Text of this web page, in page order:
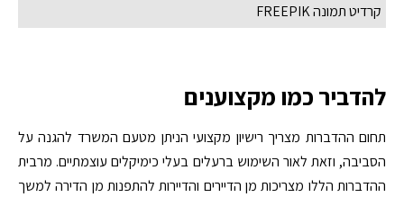
קרדיט תמונה FREEPIK
להדביר כמו מקצוענים
תחום ההדברות מצריך רישיון מקצועי הניתן מטעם המשרד להגנה על
הסביבה, וזאת לאור השימוש ברעלים בעלי כימיקלים עוצמתיים. מרבית
ההדברות הללו מצריכות מן הדיירים והדיירות להתפנות מן הדירה למשך